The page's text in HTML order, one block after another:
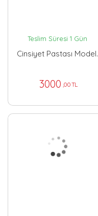
Teslim Süresi 1 Gün
Cinsiyet Pastası Model.
3000 ,00 TL